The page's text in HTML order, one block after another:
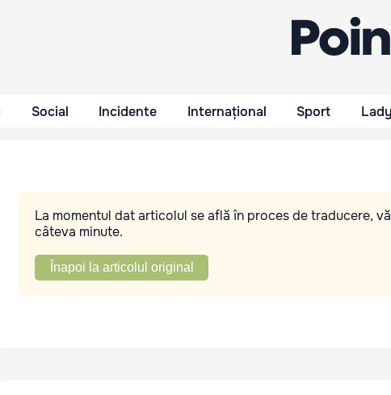
Social Incidente Internațional Sport Lady
La momentul dat articolul se află în proces de traducere,
câteva minute.
Înapoi la articolul original